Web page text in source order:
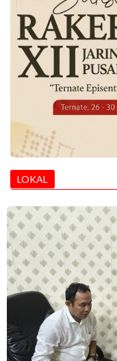
LOKAL